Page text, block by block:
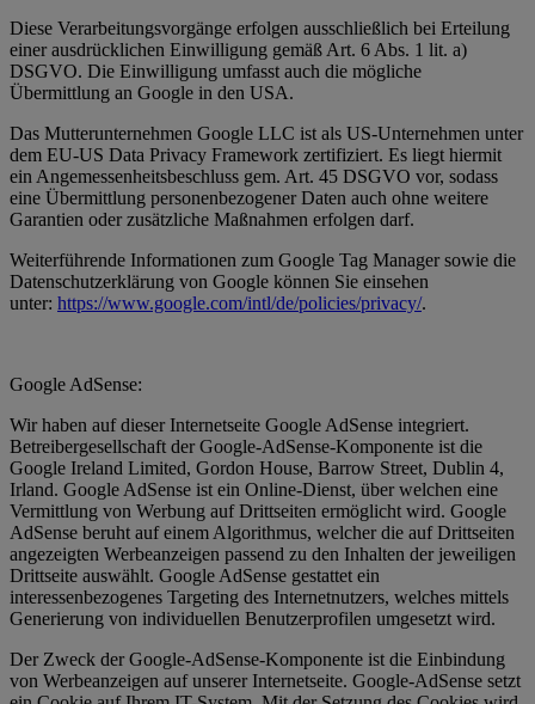
Diese Verarbeitungsvorgänge erfolgen ausschließlich bei Erteilung
einer ausdrücklichen Einwilligung gemäß Art. 6 Abs. 1 lit. a)
DSGVO. Die Einwilligung umfasst auch die mögliche
Übermittlung an Google in den USA.
Das Mutterunternehmen Google LLC ist als US-Unternehmen unter
dem EU-US Data Privacy Framework zertifiziert. Es liegt hiermit
ein Angemessenheitsbeschluss gem. Art. 45 DSGVO vor, sodass
eine Übermittlung personenbezogener Daten auch ohne weitere
Garantien oder zusätzliche Maßnahmen erfolgen darf.
Weiterführende Informationen zum Google Tag Manager sowie die
Datenschutzerklärung von Google können Sie einsehen
unter: https://www.google.com/intl/de/policies/privacy/.
Google AdSense:
Wir haben auf dieser Internetseite Google AdSense integriert.
Betreibergesellschaft der Google-AdSense-Komponente ist die
Google Ireland Limited, Gordon House, Barrow Street, Dublin 4,
Irland. Google AdSense ist ein Online-Dienst, über welchen eine
Vermittlung von Werbung auf Drittseiten ermöglicht wird. Google
AdSense beruht auf einem Algorithmus, welcher die auf Drittseiten
angezeigten Werbeanzeigen passend zu den Inhalten der jeweiligen
Drittseite auswählt. Google AdSense gestattet ein
interessenbezogenes Targeting des Internetnutzers, welches mittels
Generierung von individuellen Benutzerprofilen umgesetzt wird.
Der Zweck der Google-AdSense-Komponente ist die Einbindung
von Werbeanzeigen auf unserer Internetseite. Google-AdSense setzt